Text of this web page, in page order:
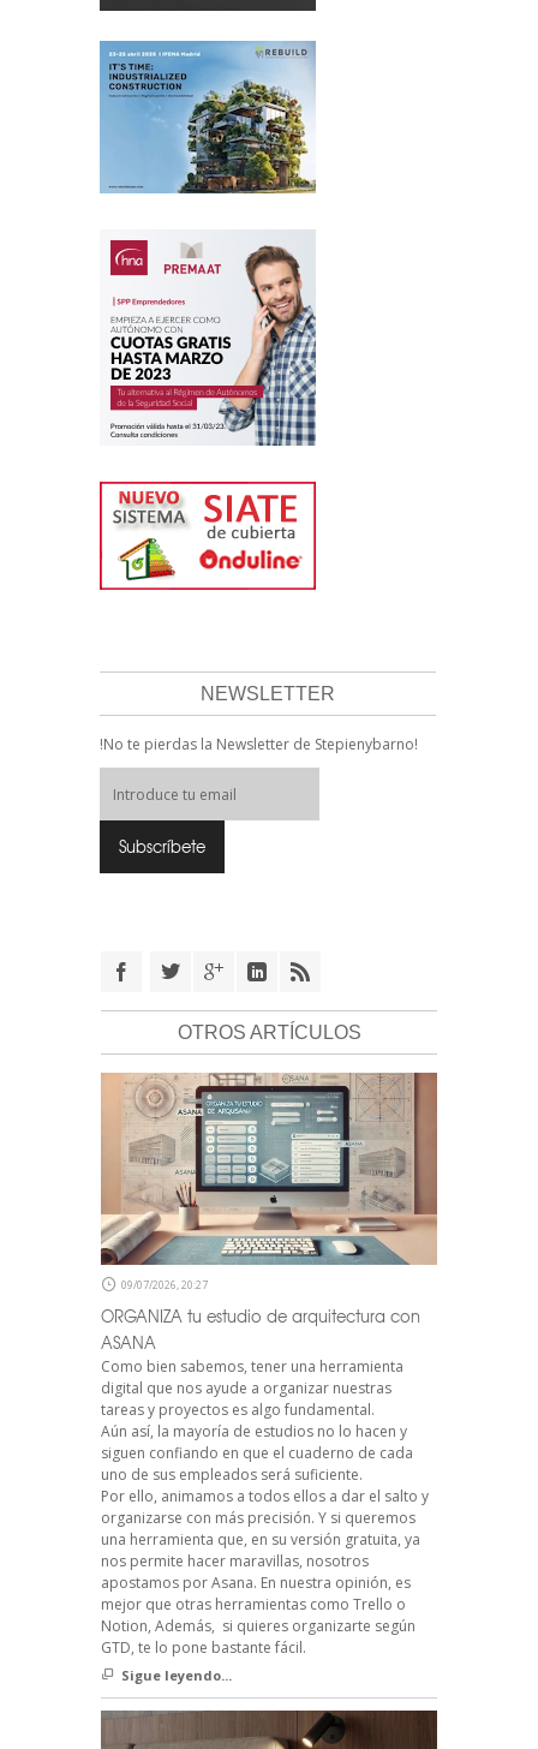
NEWSLETTER
!No te pierdas la Newsletter de Stepienybarno!
OTROS ARTÍCULOS
09/07/2026, 20:27
ORGANIZA tu estudio de arquitectura con
ASANA
Como bien sabemos, tener una herramienta
digital que nos ayude a organizar nuestras
tareas y proyectos es algo fundamental.
Aún así, la mayoría de estudios no lo hacen y
siguen confiando en que el cuaderno de cada
uno de sus empleados será suficiente.
Por ello, animamos a todos ellos a dar el salto y
organizarse con más precisión. Y si queremos
una herramienta que, en su versión gratuita, ya
nos permite hacer maravillas, nosotros
apostamos por Asana. En nuestra opinión, es
mejor que otras herramientas como Trello o
Notion, Además, si quieres organizarte según
GTD, te lo pone bastante fácil.
Sigue leyendo...